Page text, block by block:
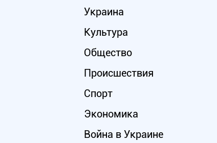
Украина
Культура
Общество
Происшествия
Спорт
Экономика
Война в Украине